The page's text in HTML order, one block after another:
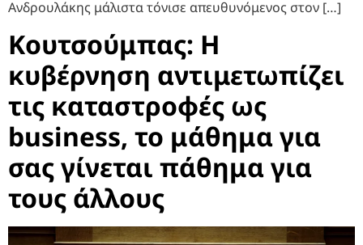
Ανδρουλάκης μάλιστα τόνισε απευθυνόμενος στον […]
Κουτσούμπας: Η
κυβέρνηση αντιμετωπίζει
τις καταστροφές ως
business, το μάθημα για
σας γίνεται πάθημα για
τους άλλους